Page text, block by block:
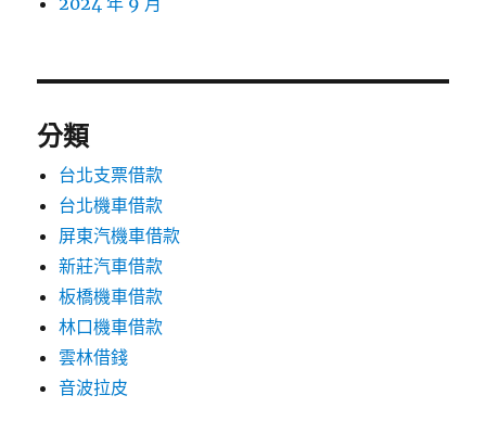
分類
台北支票借款
台北機車借款
屏東汽機車借款
新莊汽車借款
板橋機車借款
林口機車借款
雲林借錢
音波拉皮